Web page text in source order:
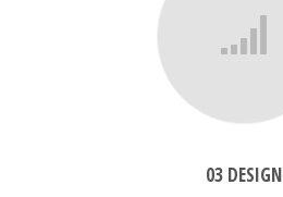
03 DESIGN